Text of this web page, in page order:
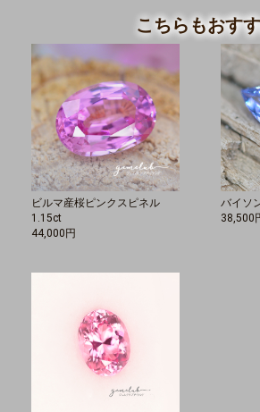
こちらもおす
ビルマ産桜ピンクスピネル
1.15ct
44,000円
バイソ
38,500